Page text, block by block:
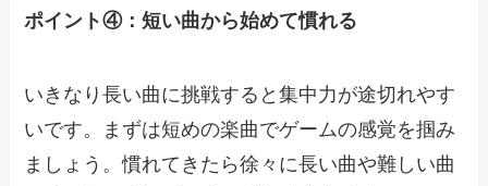
ポイント④：短い曲から始めて慣れる
いきなり長い曲に挑戦すると集中力が途切れやす
いです。まずは短めの楽曲でゲームの感覚を掴み
ましょう。慣れてきたら徐々に長い曲や難しい曲